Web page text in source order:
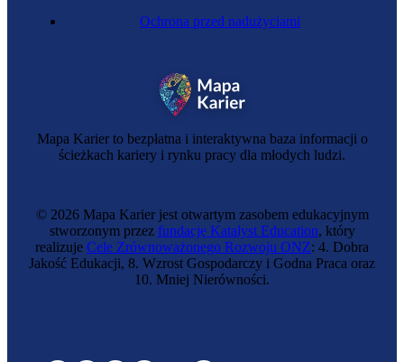
Mapa Karier to bezpłatna i interaktywna baza informacji o
ścieżkach kariery i rynku pracy dla młodych ludzi.
Ochrona przed nadużyciami
© 2026 Mapa Karier jest otwartym zasobem edukacyjnym
stworzonym przez fundację Katalyst Education, który
realizuje Cele Zrównoważonego Rozwoju ONZ: 4. Dobra
Jakość Edukacji, 8. Wzrost Gospodarczy i Godna Praca oraz
10. Mniej Nierówności.